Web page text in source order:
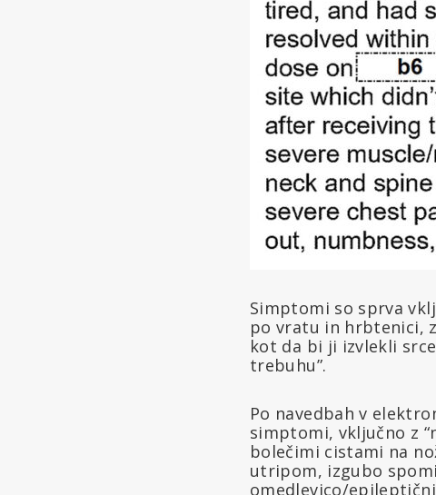
Simptomi so sprva
po vratu in hrbtenici,
kot da bi ji izvlekli
trebuhu”.
Po navedbah v
simptomi, vključno z
bolečimi cistami na
utripom, izgubo
omedlevico/